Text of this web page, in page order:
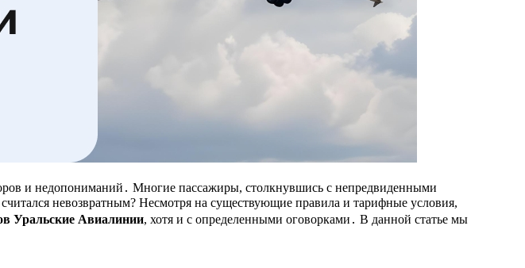
и недопониманий․ Многие пассажиры, столкнувшись с непредвиденными
невозвратным? Несмотря на существующие правила и тарифные условия,
Уральские Авиалинии, хотя и с определенными оговорками․ В данной статье мы